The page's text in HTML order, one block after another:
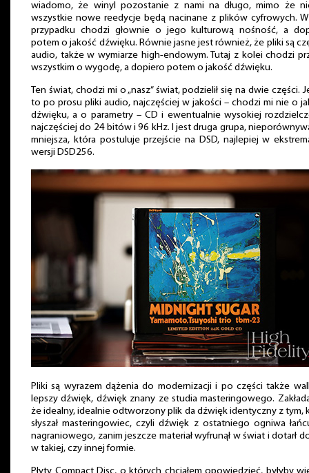
wiadomo, że winyl pozostanie z nami na długo, mimo że
wszystkie nowe reedycje będą nacinane z plików cyfrowych.
przypadku chodzi głownie o jego kulturową nośność, a
potem o jakość dźwięku. Równie jasne jest również, że pliki są
audio, także w wymiarze high-endowym. Tutaj z kolei chodzi
wszystkim o wygodę, a dopiero potem o jakość dźwięku.
Ten świat, chodzi mi o „nasz” świat, podzielił się na dwie części.
to po prosu pliki audio, najczęściej w jakości – chodzi mi nie o
dźwięku, a o parametry – CD i ewentualnie wysokiej
najczęściej do 24 bitów i 96 kHz. I jest druga grupa,
mniejsza, która postuluje przejście na DSD, najlepiej w
wersji DSD256.
Pliki są wyrazem dążenia do modernizacji i po części także
lepszy dźwięk, dźwięk znany ze studia masteringowego.
że idealny, idealnie odtworzony plik da dźwięk identyczny z tym,
słyszał masteringowiec, czyli dźwięk z ostatniego ogniwa
nagraniowego, zanim jeszcze materiał wyfrunął w świat i dotarł
w takiej, czy innej formie.